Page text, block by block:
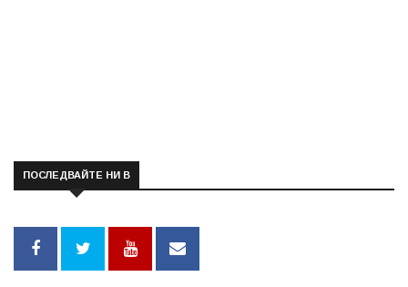
ПОСЛЕДВАЙТЕ НИ В